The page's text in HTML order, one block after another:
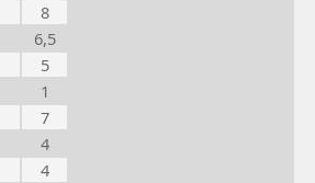
8
6,5
5
1
7
4
4